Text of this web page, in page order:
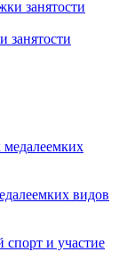
занятости
видов